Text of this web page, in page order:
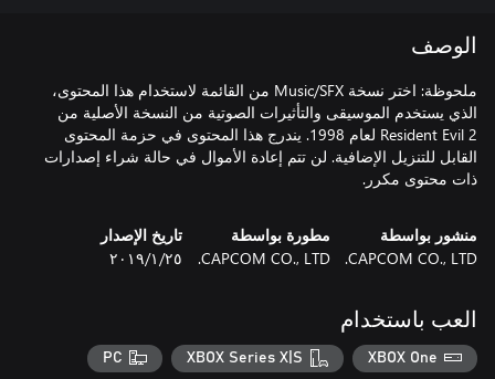
الوصف
ملحوظة: اختر نسخة Music/SFX من القائمة لاستخدام هذا المحتوى،
الذي يستخدم الموسيقى والتأثيرات الصوتية من النسخة الأصلية من
Resident Evil 2 لعام 1998. يندرج هذا المحتوى في حزمة المحتوى
القابل للتنزيل الإضافية. لن تتم إعادة الأموال في حالة شراء إصدارات
ذات محتوى مكرر.
منشور بواسطة
CAPCOM CO., LTD.
مطورة بواسطة
CAPCOM CO., LTD.
تاريخ الإصدار
٢٥‏/١‏/٢٠١٩
العب باستخدام
XBOX One
XBOX Series X|S
PC